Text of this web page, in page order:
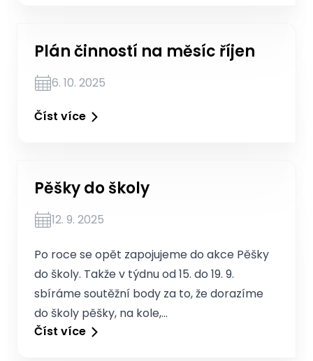
Plán činností na měsíc říjen
6. 10. 2025
Číst více
Pěšky do školy
12. 9. 2025
Po roce se opět zapojujeme do akce Pěšky
do školy. Takže v týdnu od 15. do 19. 9.
sbíráme soutěžní body za to, že dorazíme
do školy pěšky, na kole,…
Číst více